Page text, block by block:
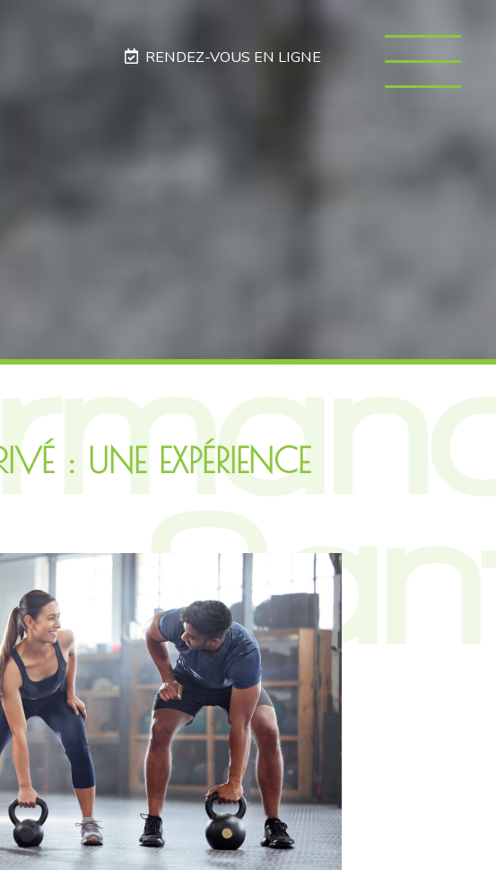
RENDEZ-VOUS EN LIGNE
: UNE EXPÉRIENCE